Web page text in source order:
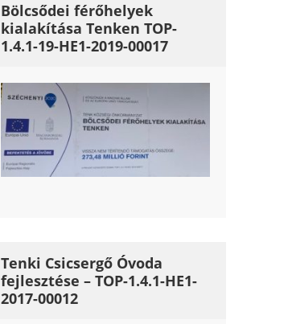
Bölcsődei férőhelyek
kialakítása Tenken TOP-
1.4.1-19-HE1-2019-00017
Tenki Csicsergő Óvoda
fejlesztése – TOP-1.4.1-HE1-
2017-00012